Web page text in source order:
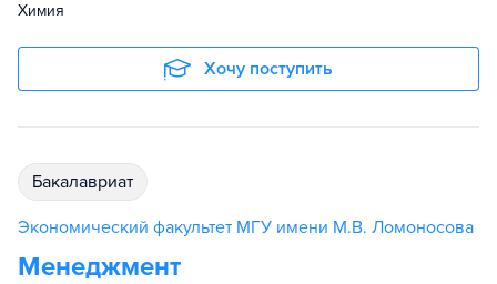
Химия
Хочу поступить
бакалавриат
Экономический факультет МГУ имени М.В. Ломоносова
Менеджмент